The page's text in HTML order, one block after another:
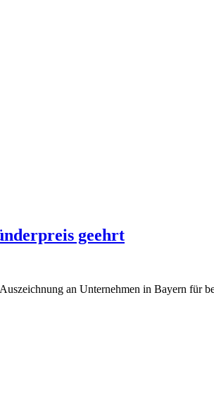
geehrt
an Unternehmen in Bayern für